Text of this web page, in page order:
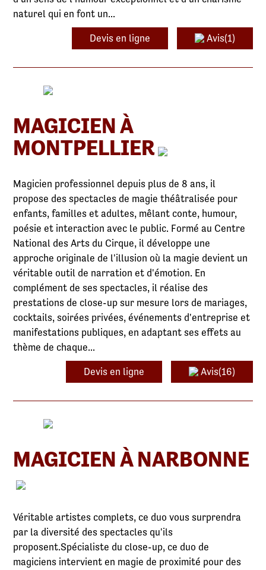
naturel qui en font un...
Devis en ligne Avis(1)
MAGICIEN À
MONTPELLIER
Magicien professionnel depuis plus de 8 ans, il
propose des spectacles de magie théâtralisée pour
enfants, familles et adultes, mêlant conte, humour,
poésie et interaction avec le public. Formé au Centre
National des Arts du Cirque, il développe une
approche originale de l'illusion où la magie devient un
véritable outil de narration et d'émotion. En
complément de ses spectacles, il réalise des
prestations de close-up sur mesure lors de mariages,
cocktails, soirées privées, événements d'entreprise et
manifestations publiques, en adaptant ses effets au
thème de chaque...
Devis en ligne Avis(16)
MAGICIEN À NARBONNE
Véritable artistes complets, ce duo vous surprendra
par la diversité des spectacles qu'ils
proposent.Spécialiste du close-up, ce duo de
magiciens intervient en magie de proximité pour des